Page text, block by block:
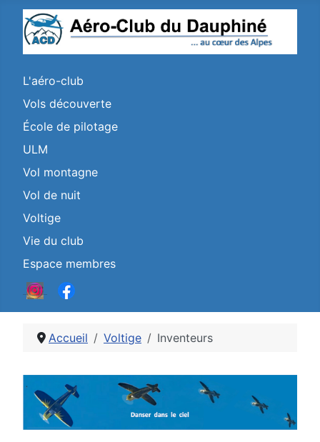
L'aéro-club
Vols découverte
École de pilotage
ULM
Vol montagne
Vol de nuit
Voltige
Vie du club
Espace membres
Accueil Voltige Inventeurs
Détails